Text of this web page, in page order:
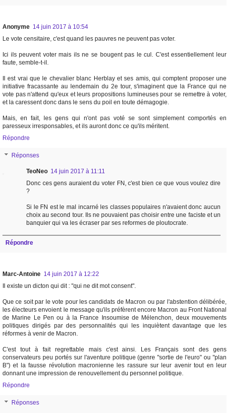
Anonyme 14 juin 2017 à 10:54
Le vote censitaire, c'est quand les pauvres ne peuvent pas voter.
Ici ils peuvent voter mais ils ne se bougent pas le cul. C'est essentiellement leur
faute, semble-t-il.
Il est vrai que le chevalier blanc Herblay et ses amis, qui comptent proposer une
initiative fracassante au lendemain du 2e tour, s'imaginent que la France qui ne
vote pas n'attend qu'eux et leurs propositions lumineuses pour se remettre à voter,
et la caressent donc dans le sens du poil en toute démagogie.
Mais, en fait, les gens qui n'ont pas voté se sont simplement comportés en
paresseux irresponsables, et ils auront donc ce qu'ils méritent.
Répondre
Réponses
TeoNeo 14 juin 2017 à 11:11
Donc ces gens auraient du voter FN, c'est bien ce que vous voulez dire
?
Si le FN est le mal incarné les classes populaires n'avaient donc aucun
choix au second tour. Ils ne pouvaient pas choisir entre une faciste et un
banquier qui va les écraser par ses reformes de ploutocrate.
Répondre
Marc-Antoine 14 juin 2017 à 12:22
Il existe un dicton qui dit : "qui ne dit mot consent".
Que ce soit par le vote pour les candidats de Macron ou par l'abstention délibérée,
les électeurs envoient le message qu'ils préfèrent encore Macron au Front National
de Marine Le Pen ou à la France Insoumise de Mélenchon, deux mouvements
politiques dirigés par des personnalités qui les inquiètent davantage que les
réformes à venir de Macron.
C'est tout à fait regrettable mais c'est ainsi. Les Français sont des gens
conservateurs peu portés sur l'aventure politique (genre "sortie de l'euro" ou "plan
B") et la fausse révolution macronienne les rassure sur leur avenir tout en leur
donnant une impression de renouvellement du personnel politique.
Répondre
Réponses